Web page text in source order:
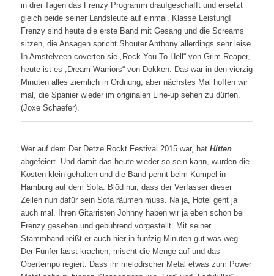
in drei Tagen das Frenzy Programm draufgeschafft und ersetzt
gleich beide seiner Landsleute auf einmal. Klasse Leistung!
Frenzy sind heute die erste Band mit Gesang und die Screams
sitzen, die Ansagen spricht Shouter Anthony allerdings sehr leise.
In Amstelveen coverten sie „Rock You To Hell“ von Grim Reaper,
heute ist es „Dream Warriors“ von Dokken. Das war in den vierzig
Minuten alles ziemlich in Ordnung, aber nächstes Mal hoffen wir
mal, die Spanier wieder im originalen Line-up sehen zu dürfen.
(Joxe Schaefer).
Wer auf dem Der Detze Rockt Festival 2015 war, hat Hitten
abgefeiert. Und damit das heute wieder so sein kann, wurden die
Kosten klein gehalten und die Band pennt beim Kumpel in
Hamburg auf dem Sofa. Blöd nur, dass der Verfasser dieser
Zeilen nun dafür sein Sofa räumen muss. Na ja, Hotel geht ja
auch mal. Ihren Gitarristen Johnny haben wir ja eben schon bei
Frenzy gesehen und gebührend vorgestellt. Mit seiner
Stammband reißt er auch hier in fünfzig Minuten gut was weg.
Der Fünfer lässt krachen, mischt die Menge auf und das
Obertempo regiert. Dass ihr melodischer Metal etwas zum Power